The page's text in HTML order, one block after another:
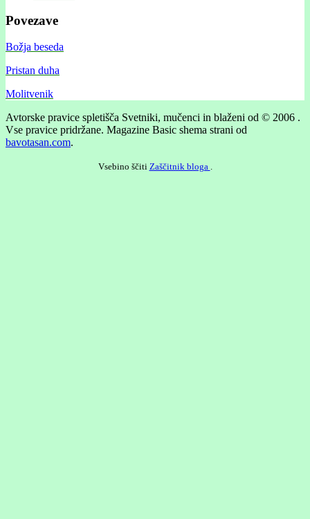
Povezave
Božja beseda
Pristan duha
Molitvenik
Avtorske pravice spletišča Svetniki, mučenci in blaženi od © 2006 .
Vse pravice pridržane. Magazine Basic shema strani od
bavotasan.com.
Vsebino ščiti Zaščitnik bloga .